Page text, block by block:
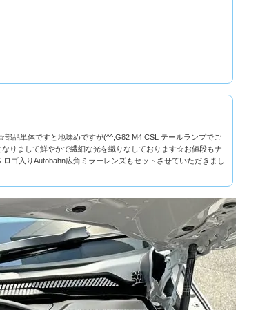
品単体ですと地味めですが(^^;G82 M4 CSL テールランプでご
りまして鮮やかで繊細な光を織りなしております☆お値段もナ
ゴ入りAutobahn広角ミラーレンズもセットさせていただきまし